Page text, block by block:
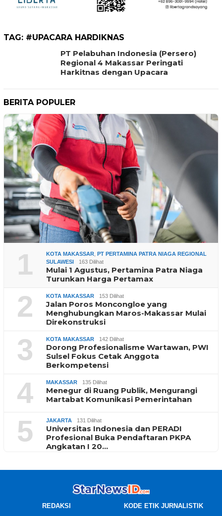
TAG: #UPACARA HARDIKNAS
PT Pelabuhan Indonesia (Persero)
Regional 4 Makassar Peringati
Harkitnas dengan Upacara
BERITA POPULER
1 KOTA MAKASSAR
PT PERTAMINA PATRA NIAGA REGIONAL
SULAWESI
163 Dilihat
Mulai 1 Agustus, Pertamina Patra Niaga
Turunkan Harga Pertamax
2 KOTA MAKASSAR 153 Dilihat
Jalan Poros Moncongloe yang
Menghubungkan Maros-Makassar Mulai
Direkonstruksi
3 KOTA MAKASSAR 142 Dilihat
Dorong Profesionalisme Wartawan, PWI
Sulsel Fokus Cetak Anggota
Berkompetensi
4 MAKASSAR 135 Dilihat
Menegur di Ruang Publik, Mengurangi
Martabat Komunikasi Pemerintahan
5 JAKARTA 131 Dilihat
Universitas Indonesia dan PERADI
Profesional Buka Pendaftaran PKPA
Angkatan I 20…
REDAKSI KODE ETIK JURNALISTIK